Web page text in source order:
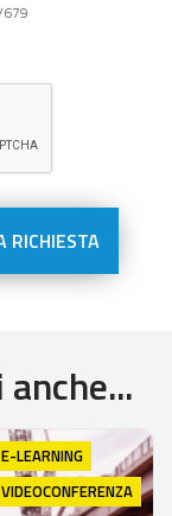
679
E-LEARNING
VIDEOCONFERENZA